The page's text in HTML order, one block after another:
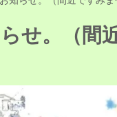
せ。（間